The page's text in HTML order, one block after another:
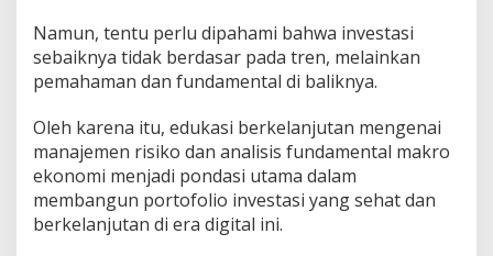
Namun, tentu perlu dipahami bahwa investasi
sebaiknya tidak berdasar pada tren, melainkan
pemahaman dan fundamental di baliknya.
Oleh karena itu, edukasi berkelanjutan mengenai
manajemen risiko dan analisis fundamental makro
ekonomi menjadi pondasi utama dalam
membangun portofolio investasi yang sehat dan
berkelanjutan di era digital ini.